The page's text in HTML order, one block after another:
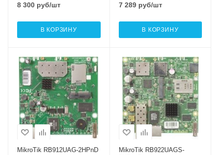
8 300 руб/шт
В КОРЗИНУ
7 289руб/шт
В КОРЗИНУ
Проводные,
оптические
интерфейсы
1xGigabit Ethernet
Wi-Fi интерфейсы
2.4 ГГц 802.11b/g/n
MIMO2x2
MikroTik RB912UAG-2HPnD
Проводные,
оптические
интерфейсы
1xGigabit Ethernet,
1хSFP
Wi-Fi интерфейсы
5 ГГц 802.11a/n/ac
MIMO2x2
MikroTik RB922UAGS-